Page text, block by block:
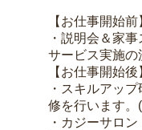
【お仕事開始前
・説明会＆家
サービス実施の
【お仕事開始後
・スキルアッ
修を行います。
・カジーサロ